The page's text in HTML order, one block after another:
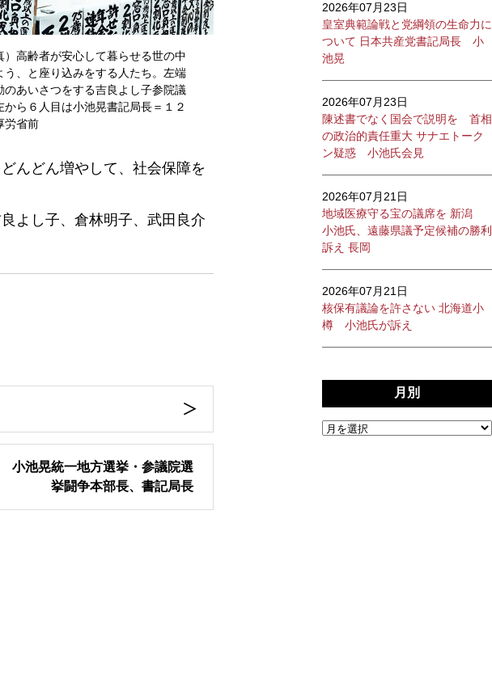
）高齢者が安心して暮らせる世の中
う、と座り込みをする人たち。左端
のあいさつをする吉良よし子参院議
から６人目は小池晃書記局長＝１２
労省前
んどん増やして、社会保障を
よし子、倉林明子、武田良介
小池晃統一地方選挙・参議院選
挙闘争本部長、書記局長
2026年07月23日
皇室典範論戦と党綱領の生命力に
ついて 日本共産党書記局長 小
池晃
2026年07月23日
陳述書でなく国会で説明を 首相
の政治的責任重大 サナエトーク
ン疑惑 小池氏会見
2026年07月21日
地域医療守る宝の議席を 新潟
小池氏、遠藤県議予定候補の勝利
訴え 長岡
2026年07月21日
核保有議論を許さない 北海道小
樽 小池氏が訴え
月別